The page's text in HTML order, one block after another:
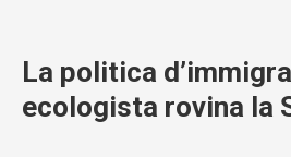
La politica
ecologista rovina la